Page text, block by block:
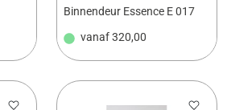
Binnendeur Essence E 017
vanaf320,00